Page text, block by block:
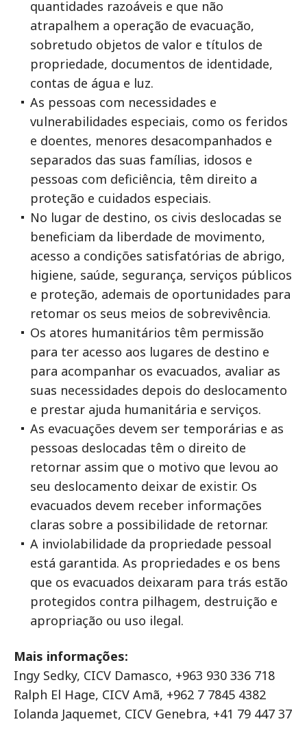
quantidades razoáveis e que não
atrapalhem a operação de evacuação,
sobretudo objetos de valor e títulos de
propriedade, documentos de identidade,
contas de água e luz.
As pessoas com necessidades e
vulnerabilidades especiais, como os feridos
e doentes, menores desacompanhados e
separados das suas famílias, idosos e
pessoas com deficiência, têm direito a
proteção e cuidados especiais.
No lugar de destino, os civis deslocadas se
beneficiam da liberdade de movimento,
acesso a condições satisfatórias de abrigo,
higiene, saúde, segurança, serviços públicos
e proteção, ademais de oportunidades para
retomar os seus meios de sobrevivência.
Os atores humanitários têm permissão
para ter acesso aos lugares de destino e
para acompanhar os evacuados, avaliar as
suas necessidades depois do deslocamento
e prestar ajuda humanitária e serviços.
As evacuações devem ser temporárias e as
pessoas deslocadas têm o direito de
retornar assim que o motivo que levou ao
seu deslocamento deixar de existir. Os
evacuados devem receber informações
claras sobre a possibilidade de retornar.
A inviolabilidade da propriedade pessoal
está garantida. As propriedades e os bens
que os evacuados deixaram para trás estão
protegidos contra pilhagem, destruição e
apropriação ou uso ilegal.
Mais informações:
Ingy Sedky, CICV Damasco, +963 930 336 718
Ralph El Hage, CICV Amã, +962 7 7845 4382
Iolanda Jaquemet, CICV Genebra, +41 79 447 37